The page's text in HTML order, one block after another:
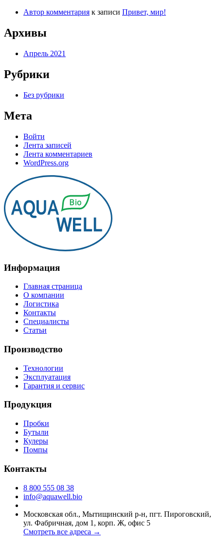
Автор комментария к записи Привет, мир!
Архивы
Апрель 2021
Рубрики
Без рубрики
Мета
Войти
Лента записей
Лента комментариев
WordPress.org
Информация
Главная страница
О компании
Логистика
Контакты
Специалисты
Статьи
Производство
Технологии
Эксплуатация
Гарантия и сервис
Продукция
Пробки
Бутыли
Кулеры
Помпы
Контакты
8 800 555 08 38
info@aquawell.bio
Московская обл., Мытищинский р-н, пгт. Пироговский,
ул. Фабричная, дом 1, корп. Ж, офис 5
Смотреть все адреса →